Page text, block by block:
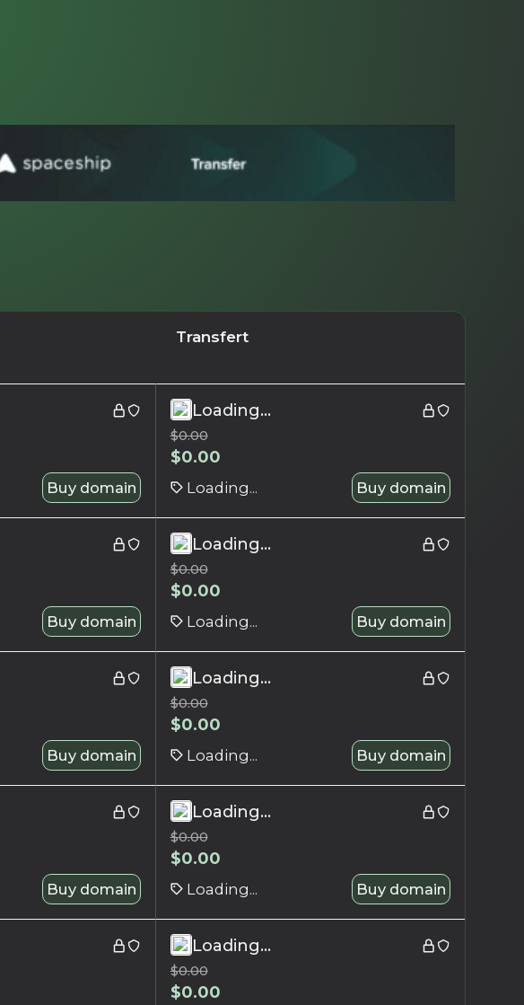
Transfert
Buy domain
Loading...
$0.00
$0.00
Loading... Buy domain
Buy domain
Loading...
$0.00
$0.00
Loading... Buy domain
Buy domain
Loading...
$0.00
$0.00
Loading... Buy domain
Buy domain
Loading...
$0.00
$0.00
Loading... Buy domain
Loading...
$0.00
$0.00